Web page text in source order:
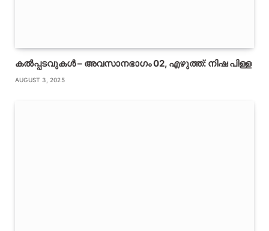
കൽപ്പടവുകൾ – അവസാനഭാഗം 02, എഴുത്ത്: നിഷ പിള്ള
AUGUST 3, 2025